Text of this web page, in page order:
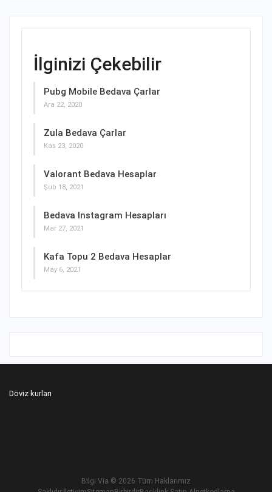
İlginizi Çekebilir
Pubg Mobile Bedava Çarlar
Ara 22, 2020
Zula Bedava Çarlar
Kas 23, 2020
Valorant Bedava Hesaplar
Şub 18, 2021
Bedava Instagram Hesapları
Mar 27, 2021
Kafa Topu 2 Bedava Hesaplar
May 6, 2021
Döviz kurları
Bilgi Via © 2026 Tüm Haklarımız